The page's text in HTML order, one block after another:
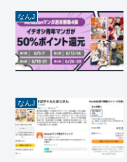
なんJ
なんJ